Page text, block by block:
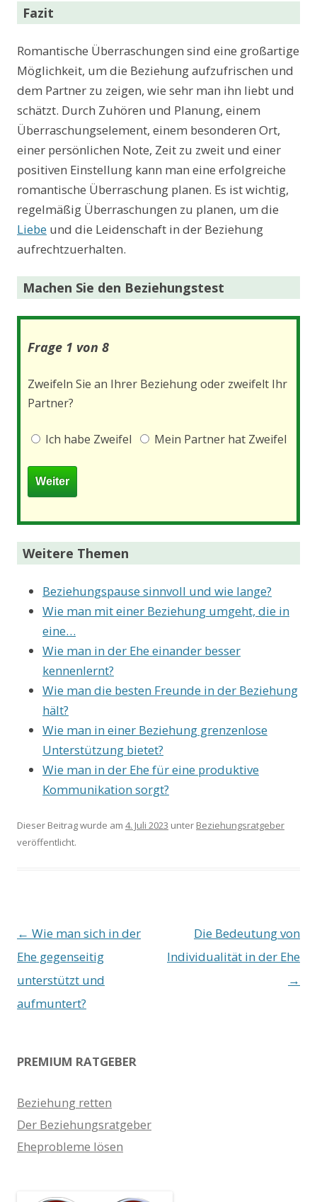
Fazit
Romantische Überraschungen sind eine großartige
Möglichkeit, um die Beziehung aufzufrischen und
dem Partner zu zeigen, wie sehr man ihn liebt und
schätzt. Durch Zuhören und Planung, einem
Überraschungselement, einem besonderen Ort,
einer persönlichen Note, Zeit zu zweit und einer
positiven Einstellung kann man eine erfolgreiche
romantische Überraschung planen. Es ist wichtig,
regelmäßig Überraschungen zu planen, um die
Liebe und die Leidenschaft in der Beziehung
aufrechtzuerhalten.
Machen Sie den Beziehungstest
Frage 1 von 8
Zweifeln Sie an Ihrer Beziehung oder zweifelt Ihr
Partner?
Ich habe Zweifel Mein Partner hat Zweifel
Weitere Themen
Beziehungspause sinnvoll und wie lange?
Wie man mit einer Beziehung umgeht, die in
eine…
Wie man in der Ehe einander besser
kennenlernt?
Wie man die besten Freunde in der Beziehung
hält?
Wie man in einer Beziehung grenzenlose
Unterstützung bietet?
Wie man in der Ehe für eine produktive
Kommunikation sorgt?
Dieser Beitrag wurde am 4. Juli 2023 unter Beziehungsratgeber
veröffentlicht.
Beitrags-
Navigation
← Wie man sich in der
Ehe gegenseitig
unterstützt und
aufmuntert?
Die Bedeutung von
Individualität in der Ehe
→
PREMIUM RATGEBER
Beziehung retten
Der Beziehungsratgeber
Eheprobleme lösen